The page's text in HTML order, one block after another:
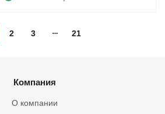
2 3 21
Компания
О компании